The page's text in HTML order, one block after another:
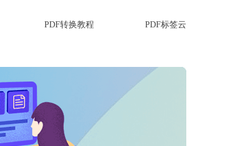
PDF转换教程 PDF标签云